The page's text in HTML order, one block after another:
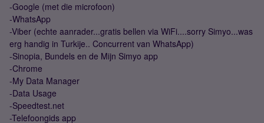
-Google (met die microfoon)
-WhatsApp
-Viber (echte aanrader...gratis bellen via WiFi....sorry Simyo...was
erg handig in Turkije.. Concurrent van WhatsApp)
-Sinopia, Bundels en de Mijn Simyo app
-Chrome
-My Data Manager
-Data Usage
-Speedtest.net
-Telefoongids app